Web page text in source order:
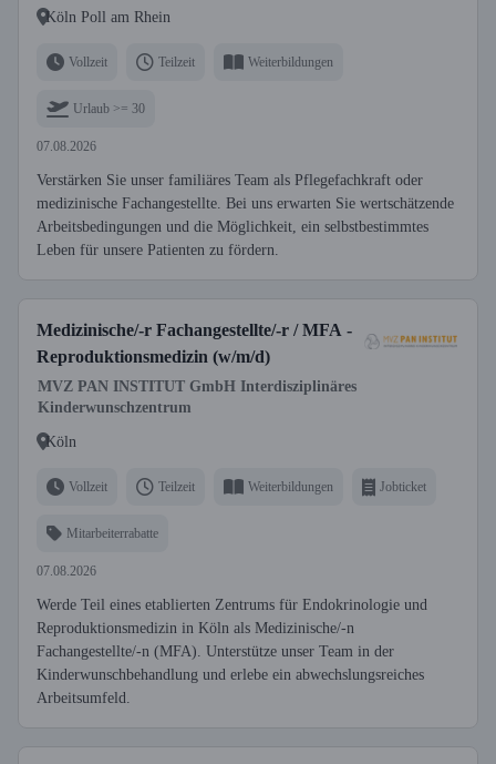
Köln Poll am Rhein
Vollzeit Teilzeit Weiterbildungen
Urlaub >= 30
07.08.2026
Verstärken Sie unser familiäres Team als Pflegefachkraft oder
medizinische Fachangestellte. Bei uns erwarten Sie wertschätzende
Arbeitsbedingungen und die Möglichkeit, ein selbstbestimmtes
Leben für unsere Patienten zu fördern.
Medizinische/-r Fachangestellte/-r / MFA -
Reproduktionsmedizin (w/m/d)
MVZ PAN INSTITUT GmbH Interdisziplinäres
Kinderwunschzentrum
Köln
Vollzeit Teilzeit Weiterbildungen Jobticket
Mitarbeiterrabatte
07.08.2026
Werde Teil eines etablierten Zentrums für Endokrinologie und
Reproduktionsmedizin in Köln als Medizinische/-n
Fachangestellte/-n (MFA). Unterstütze unser Team in der
Kinderwunschbehandlung und erlebe ein abwechslungsreiches
Arbeitsumfeld.